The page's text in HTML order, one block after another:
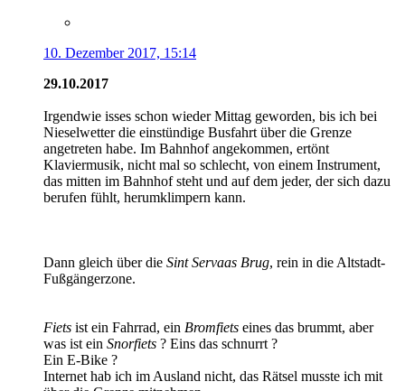
10. Dezember 2017, 15:14
29.10.2017
Irgendwie isses schon wieder Mittag geworden, bis ich bei
Nieselwetter die einstündige Busfahrt über die Grenze
angetreten habe. Im Bahnhof angekommen, ertönt
Klaviermusik, nicht mal so schlecht, von einem Instrument,
das mitten im Bahnhof steht und auf dem jeder, der sich dazu
berufen fühlt, herumklimpern kann.
Dann gleich über die Sint Servaas Brug, rein in die Altstadt-
Fußgängerzone.
Fiets ist ein Fahrrad, ein Bromfiets eines das brummt, aber
was ist ein Snorfiets ? Eins das schnurrt ?
Ein E-Bike ?
Internet hab ich im Ausland nicht, das Rätsel musste ich mit